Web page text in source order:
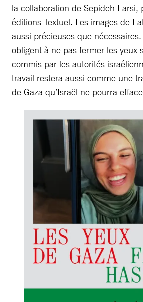
la collaboration de Sepideh Farsi,
éditions Textuel. Les images de
aussi précieuses que
obligent à ne pas fermer les yeux
commis par les autorités
travail restera aussi comme une
de Gaza qu’Israël ne pourra